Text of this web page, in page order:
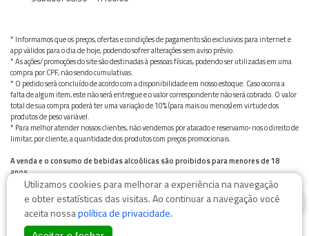
* Informamos que os preços, ofertas e condições de pagamento são exclusivos para internet e
app válidos para o dia de hoje, podendo sofrer alterações sem aviso prévio.
* As ações/promoções do site são destinadas à pessoas físicas, podendo ser utilizadas em uma
compra por CPF, não sendo cumulativas.
* O pedido será concluído de acordo com a disponibilidade em nosso estoque. Caso ocorra a
falta de algum item, este não será entregue e o valor correspondente não será cobrado. O valor
total de sua compra poderá ter uma variação de 10% (para mais ou menos) em virtude dos
produtos de peso variável.
* Para melhor atender nossos clientes, não vendemos por atacado e reservamo-nos o direito de
limitar, por cliente, a quantidade dos produtos com preços promocionais.
A venda e o consumo de bebidas alcoólicas são proibidos para menores de 18
anos.
Bebida alcoólica pode causar dependência química e, em excesso, provoca graves males à saúde.
Beba com moderação
Utilizamos cookies para melhorar a experiência na navegação
e obter estatísticas das visitas. Ao continuar a navegação você
aceita nossapolítica de privacidade.